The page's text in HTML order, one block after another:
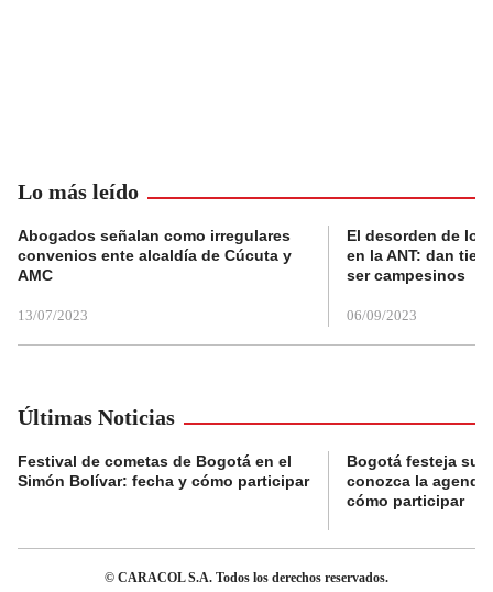
Lo más leído
Abogados señalan como irregulares
convenios ente alcaldía de Cúcuta y
AMC
13/07/2023
El desorden de
en la ANT: dan
ser campesinos
06/09/2023
Últimas Noticias
Festival de cometas de Bogotá en el
Simón Bolívar: fecha y cómo participar
Bogotá festeja su
conozca la
cómo participar
© CARACOL S.A. Todos los derechos reservados.